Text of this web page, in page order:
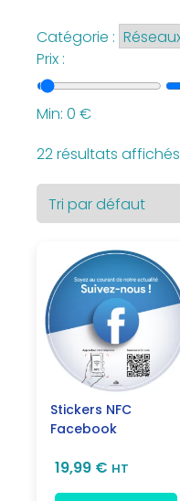
Catégorie :
Prix :
Min: 0 €
22 résultats affichés
Stickers NFC
Facebook
19,99 € HT